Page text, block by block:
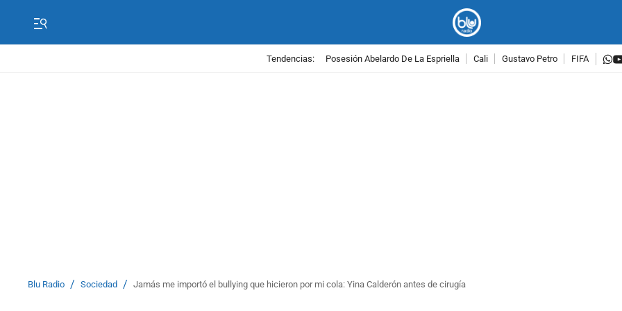
Tendencias: Posesión Abelardo De La Espriella Cali Gustavo Petro FIFA
Blu Radio / Sociedad / Jamás me importó el bullying que hicieron por mi cola: Yina Calderón antes de cirugía